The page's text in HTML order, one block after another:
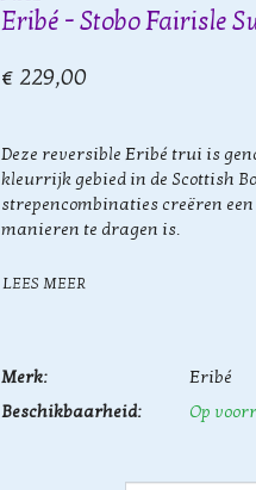
Eribé - Stobo Fairisle
€ 229,00
Deze reversible Eribé trui is
kleurrijk gebied in de Scottish
strepencombinaties creëren
manieren te dragen is.
LEES MEER
Merk:
Eribé
Beschikbaarheid:
Op